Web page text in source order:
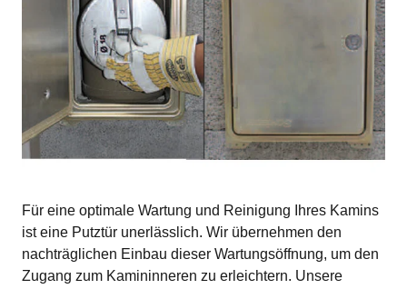
Für eine optimale Wartung und Reinigung Ihres Kamins
ist eine Putztür unerlässlich. Wir übernehmen den
nachträglichen Einbau dieser Wartungsöffnung, um den
Zugang zum Kamininneren zu erleichtern. Unsere